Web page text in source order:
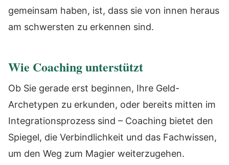
gemeinsam haben, ist, dass sie von innen heraus
am schwersten zu erkennen sind.
Wie Coaching unterstützt
Ob Sie gerade erst beginnen, Ihre Geld-
Archetypen zu erkunden, oder bereits mitten im
Integrationsprozess sind – Coaching bietet den
Spiegel, die Verbindlichkeit und das Fachwissen,
um den Weg zum Magier weiterzugehen.